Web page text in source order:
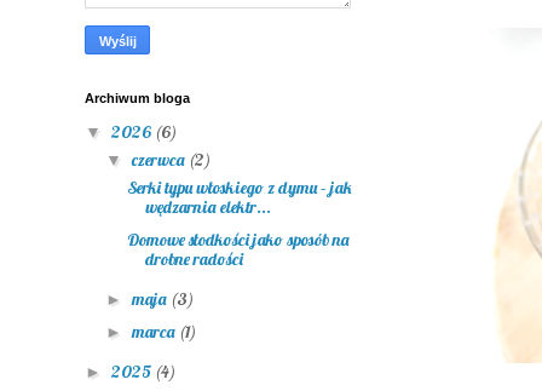
Archiwum bloga
▼ 2026 (6)
▼czerwca (2)
Serki typu włoskiego z dymu – jak
wędzarnia elektr...
Domowe słodkości jako sposób na
drobne radości
►maja (3)
► marca (1)
► 2025 (4)